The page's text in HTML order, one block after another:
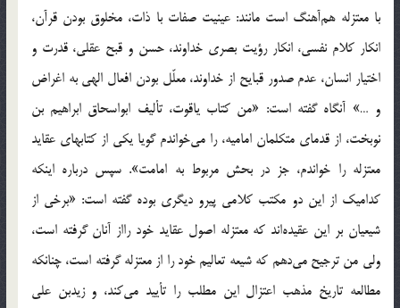
با معتزله هم‌آهنگ است مانند: عينيت صفات با ذات، مخلوق بودن قرآن،
انكار كلام نفسي، انكار رؤيت بصري خداوند، حسن و قبح عقلي، قدرت و
اختيار انسان، عدم صدور قبايح از خداوند، معلّل بودن افعال الهي به اغراض
و …» آنگاه گفته است: «من كتاب ياقوت، تأليف ابواسحاق ابراهيم بن
نوبخت، از قدماي متكلمان اماميه، را مي‌خواندم گويا يكي از كتابهاي عقايد
معتزله را خواندم، جز در بحش مربوط به امامت». سپس درباره اينكه
كداميك از اين دو مكتب كلامي پيرو ديگري بوده گفته است: «برخي از
شيعيان بر اين عقيده‌اند كه معتزله اصول عقايد خود رااز آنان گرفته است،
ولي من ترجيح مي‌دهم كه شيعه تعاليم خود را از معتزله گرفته است، چنانكه
مطالعه تاريخ مذهب اعتزال اين مطلب را تأييد مي‌كند، و زيدبن علي